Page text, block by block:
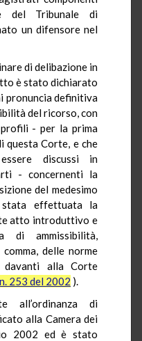
del Tribunale di
un difensore nel
di delibazione in
è stato dichiarato
pronuncia definitiva
del ricorso, con
- per la prima
Corte, e che
discussi in
- concernenti la
del medesimo
effettuata la
atto introduttivo e
di ammissibilità,
delle norme
alla Corte
253 del 2002 ).
all’ordinanza di
alla Camera dei
2002 ed è stato